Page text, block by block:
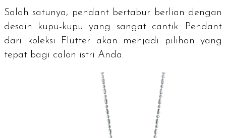
Salah satunya, pendant bertabur berlian dengan
desain kupu-kupu yang sangat cantik. Pendant
dari koleksi Flutter akan menjadi pilihan yang
tepat bagi calon istri Anda.